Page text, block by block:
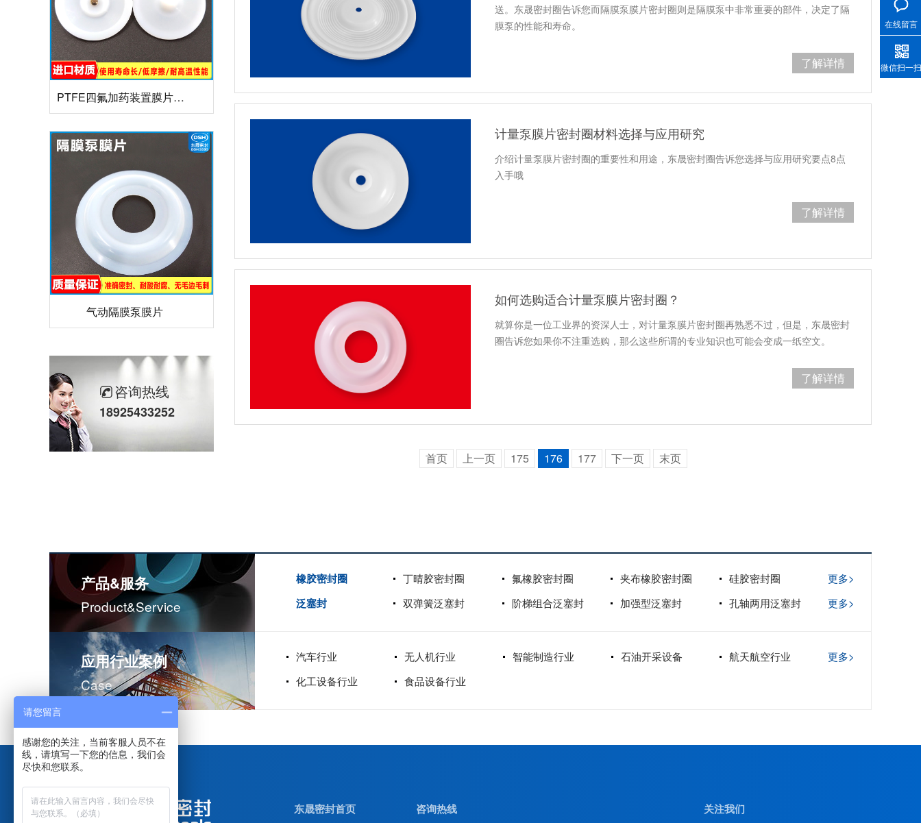
送。东晟密封圈告诉您而隔膜泵膜片密封圈则是隔膜泵中非常重要的部件，决定了隔
膜泵的性能和寿命。
了解详情
计量泵膜片密封圈材料选择与应用研究
介绍计量泵膜片密封圈的重要性和用途，东晟密封圈告诉您选择与应用研究要点8点
入手哦
了解详情
如何选购适合计量泵膜片密封圈？
就算你是一位工业界的资深人士，对计量泵膜片密封圈再熟悉不过，但是，东晟密封
圈告诉您如果你不注重选购，那么这些所谓的专业知识也可能会变成一纸空文。
了解详情
首页 上一页 175 176 177 下一页 末页
PTFE四氟加药装置膜片螺帽膜片
气动隔膜泵膜片
米顿罗计量泵配件膜片
咨询热线
18925433252
产品&服务
Product&service
橡胶密封圈 丁晴胶密封圈 氟橡胶密封圈 夹布橡胶密封圈 硅胶密封圈 更多>
泛塞封 双弹簧泛塞封 阶梯组合泛塞封 加强型泛塞封 孔轴两用泛塞封 更多>
应用行业案例
Case
汽车行业 无人机行业 智能制造行业 石油开采设备
航天航空行业
化工设备行业
食品设备行业
更多>
东晟密封首页 咨询热线 关注我们
在线留言
微信扫一扫
请您留言
感谢您的关注，当前客服人员不在
线，请填写一下您的信息，我们会
尽快和您联系。